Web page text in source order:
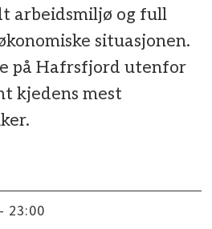
arbeidsmiljø og full
situasjonen.
på Hafrsfjord utenfor
kjedens mest
23:00